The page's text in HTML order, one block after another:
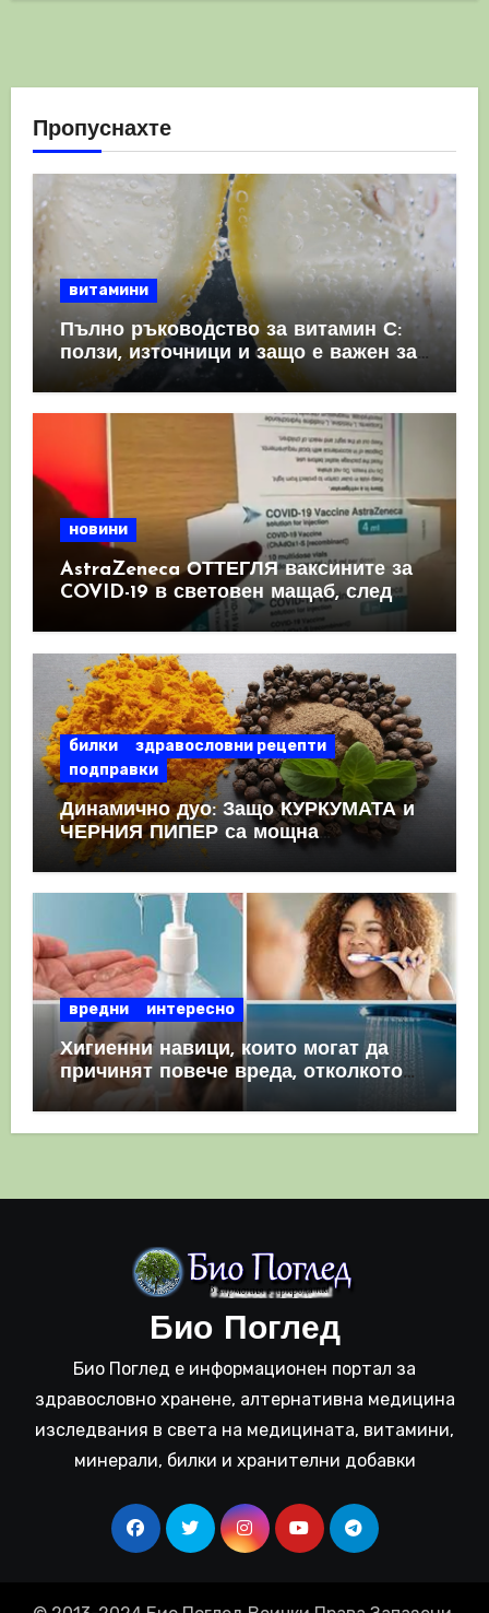
Пропуснахте
витамини
Пълно ръководство за витамин С:
ползи, източници и защо е важен за
имунната система
новини
AstraZeneca ОТТЕГЛЯ ваксините за
COVID-19 в световен мащаб, след
като призна, че те причиняват
билки
здравословни рецепти
подправки
Динамично дуо: Защо КУРКУМАТА и
ЧЕРНИЯ ПИПЕР са мощна
комбинация
вредни интересно
Хигиенни навици, които могат да
причинят повече вреда, отколкото
полза
Био Поглед
Био Поглед е информационен портал за
здравословно хранене, алтернативна медицина
изследвания в света на медицината, витамини,
минерали, билки и хранителни добавки